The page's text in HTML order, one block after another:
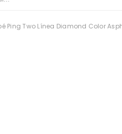
Ping Two Línea Diamond Color